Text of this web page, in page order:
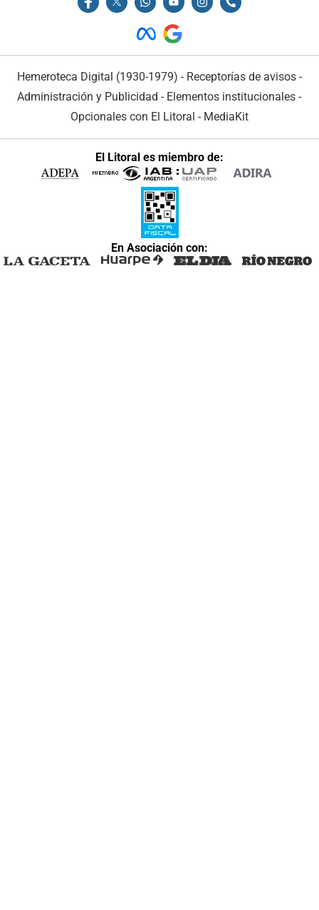
Hemeroteca Digital (1930-1979) - Receptorías de avisos -
Administración y Publicidad - Elementos institucionales -
Opcionales con El Litoral - MediaKit
El Litoral es miembro de:
En Asociación con: